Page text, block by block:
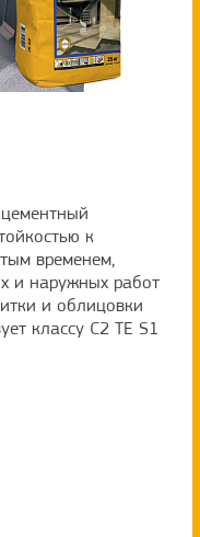
к
временем,
и наружных работ
и облицовки
классу C2 TE S1